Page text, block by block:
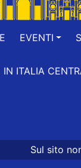
EVENTI
IN ITALIA